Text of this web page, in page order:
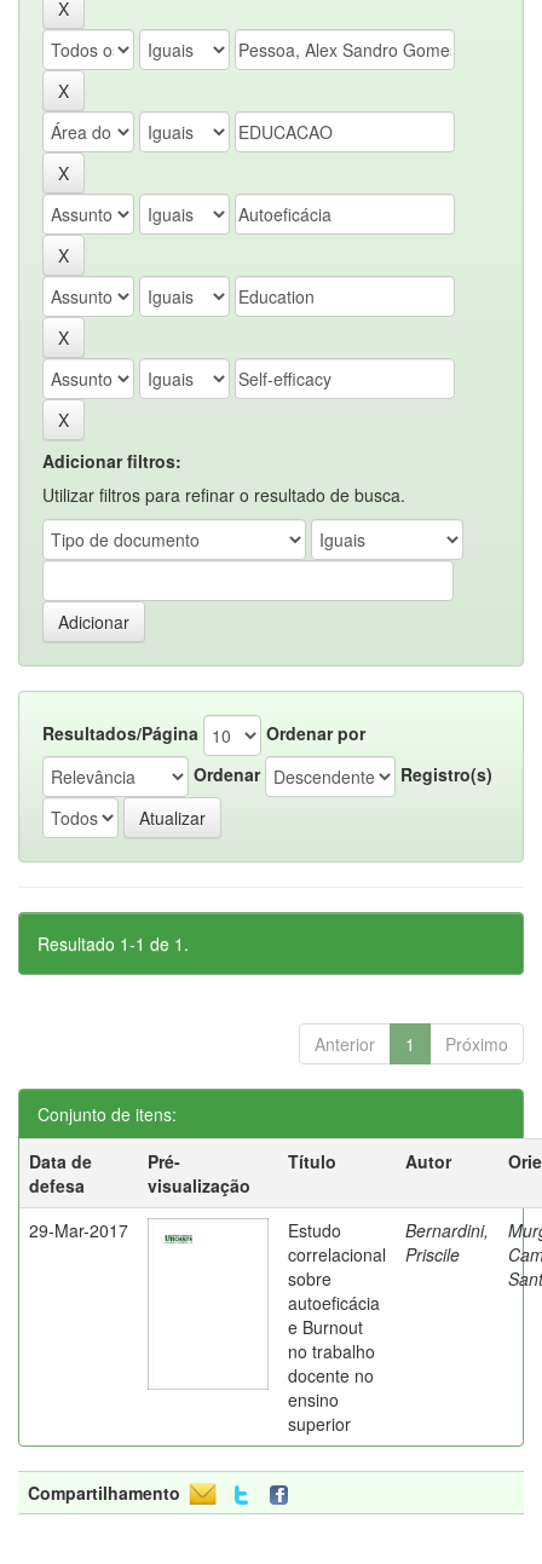
Adicionar filtros:
Utilizar filtros para refinar o resultado de busca.
Resultados/Página
Ordenar por
Ordenar
Registro(s)
Resultado 1-1 de 1.
Anterior 1 Próximo
Conjunto de itens:
Data de
defesa
Pré-
visualização
Título Autor
29-Mar-2017
Estudo
correlacional
sobre
autoeficácia
e Burnout
no trabalho
docente no
ensino
superior
Bernardini,
Priscile
Compartilhamento